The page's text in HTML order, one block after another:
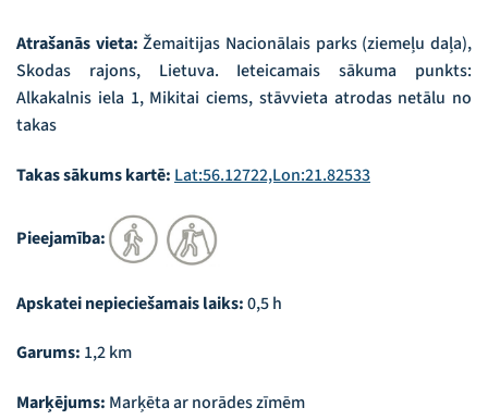
Atrašanās vieta:Žemaitijas Nacionālais parks (ziemeļu daļa),
Skodas rajons, Lietuva. Ieteicamais sākuma punkts:
Alkakalnis iela 1, Mikitai ciems, stāvvieta atrodas netālu no
takas
Takas sākums kartē: Lat:56.12722,Lon:21.82533
Pieejamība:
Apskatei nepieciešamais laiks:0,5 h
Garums: 1,2 km
Marķējums: Marķēta ar norādes zīmēm